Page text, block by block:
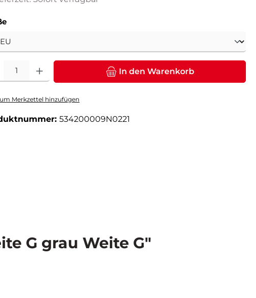
auswählen
Anzahl: Gib den gewünschten Wert ein oder benutze die Schaltflächen um die
In den Warenkorb
Merkzettel hinzufügen
534200009N0221
G grau Weite G"